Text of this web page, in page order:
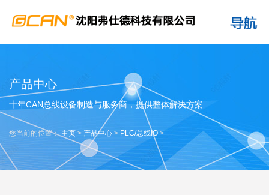
产品中心
十年CAN总线设备制造与服务商，提供整体解决方案
您当前的位置：主页 > 产品中心 > PLC/总线IO>